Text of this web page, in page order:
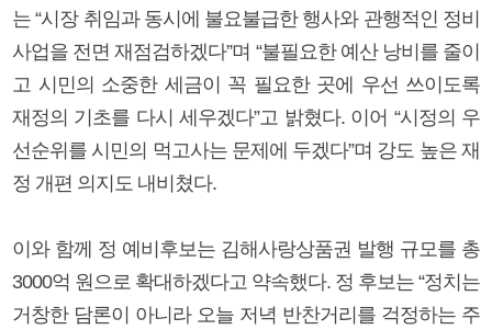
는 “시장 취임과 동시에 불요불급한 행사와 관행적인 정비
사업을 전면 재점검하겠다”며 “불필요한 예산 낭비를 줄이
고 시민의 소중한 세금이 꼭 필요한 곳에 우선 쓰이도록
재정의 기초를 다시 세우겠다”고 밝혔다. 이어 “시정의 우
선순위를 시민의 먹고사는 문제에 두겠다”며 강도 높은 재
정 개편 의지도 내비쳤다.
이와 함께 정 예비후보는 김해사랑상품권 발행 규모를 총
3000억 원으로 확대하겠다고 약속했다. 정 후보는 “정치는
거창한 담론이 아니라 오늘 저녁 반찬거리를 걱정하는 주